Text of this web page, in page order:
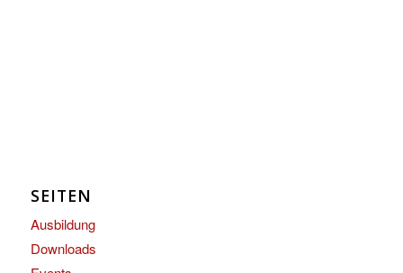
SEITEN
Ausbildung
Downloads